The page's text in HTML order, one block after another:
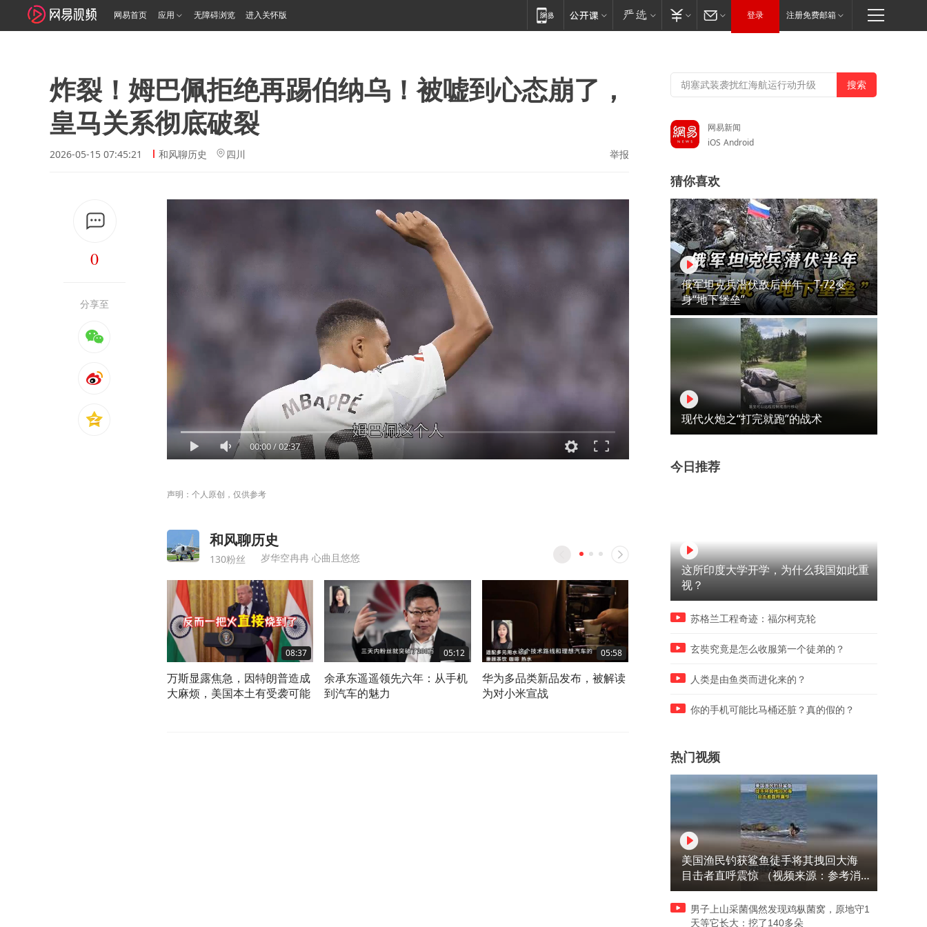
网易首页 应用 无障碍浏览 进入关怀版 登录 注册免费邮箱
炸裂！姆巴佩拒绝再踢伯纳乌！被嘘到心态崩了，
皇马关系彻底破裂
2026-05-15 07:45:21 和风聊历史 四川 举报
0
分享至
00:00/02:37
声明：个人原创，仅供参考
和风聊历史
130粉丝 岁华空冉冉 心曲且悠悠
08:37
万斯显露焦急，因特朗普造成
大麻烦，美国本土有受袭可能
05:12
余承东遥遥领先六年：从手机
到汽车的魅力
05:58
华为多品类新品发布，被解读
为对小米宣战
05:20
SpaceX火箭残骸将撞月球，
中国五项反制措施落地，美
网易新闻
iOS Android
猜你喜欢
俄军坦克兵潜伏敌后半年，T-72变
身“地下堡垒”
现代火炮之“打完就跑”的战术
今日推荐
这所印度大学开学，为什么我国如此重
视？
苏格兰工程奇迹：福尔柯克轮
玄奘究竟是怎么收服第一个徒弟的？
人类是由鱼类而进化来的？
你的手机可能比马桶还脏？真的假的？
热门视频
美国渔民钓获鲨鱼徒手将其拽回大海
目击者直呼震惊 （视频来源：参考消
息）
男子上山采菌偶然发现鸡枞菌窝，原地守1
天等它长大：挖了140多朵